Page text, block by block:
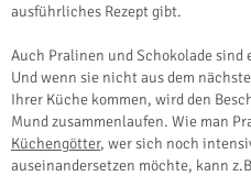
ausführliches Rezept gibt.
Auch Pralinen und Schokolade sind
Und wenn sie nicht aus dem
Ihrer Küche kommen, wird den
Mund zusammenlaufen. Wie man
Küchengötter, wer sich noch
auseinandersetzen möchte, kann